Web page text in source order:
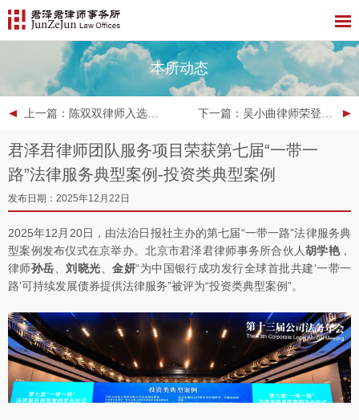
本所动态
上一篇 ：陈双双律师入选香港税务上诉委员会 下一篇 ：吴小曲律师荣登2025年度LEGALBAND客户首选：知识产权律师15强榜单
君泽君律师团队服务项目荣获第七届“一带一
路”法律服务典型案例-投资类典型案例
发布日期：2025年12月22日
2025年12月20日，由法治日报社主办的第七届“一带一路”法律服务典
型案例发布仪式在京举办。北京市君泽君律师事务所合伙人胡学艳，
律师孙岳 、刘晓光 、金妍“为中国银行成功发行全球首批共建‘一带一
路’可持续发展债券提供法律服务”被评为“投资类典型案例”。